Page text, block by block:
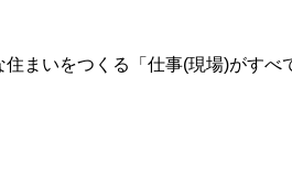
まいをつくる「仕事(現場)がす